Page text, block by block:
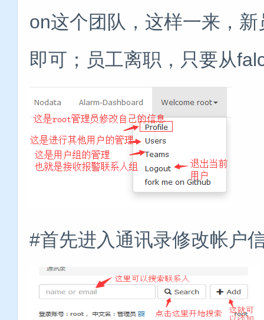
on这个团队，这样一来，
即可；员工离职，只要从
#首先进入通讯录修改帐户